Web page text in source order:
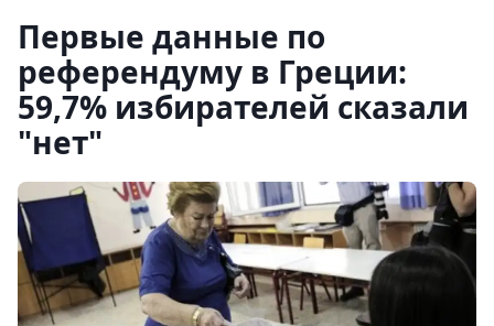
Первые данные по
референдуму в Греции:
59,7% избирателей сказали
"нет"